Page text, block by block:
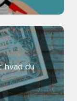
hvad du